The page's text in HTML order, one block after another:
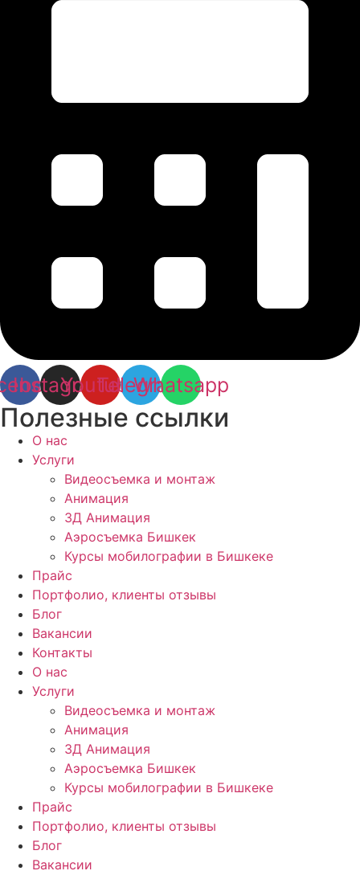
Instagram
Youtube
Telegram
Whatsapp
Полезные ссылки
О нас
Услуги
Видеосъемка и монтаж
Анимация
3Д Анимация
Аэросъемка Бишкек
Курсы мобилографии в Бишкеке
Прайс
Портфолио, клиенты отзывы
Блог
Вакансии
Контакты
О нас
Услуги
Видеосъемка и монтаж
Анимация
3Д Анимация
Аэросъемка Бишкек
Курсы мобилографии в Бишкеке
Прайс
Портфолио, клиенты отзывы
Блог
Вакансии